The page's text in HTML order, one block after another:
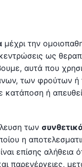
μέχρι την
ως
αυτά που
των
κατάποση ή
των
η
επίσης αλήθεια
παρενέργειες,